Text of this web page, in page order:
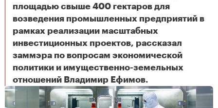
площадью свыше 400 гектаров для
возведения промышленных предприятий в
рамках реализации масштабных
инвестиционных проектов, рассказал
заммэра по вопросам экономической
политики и имущественно-земельных
отношений Владимир Ефимов.